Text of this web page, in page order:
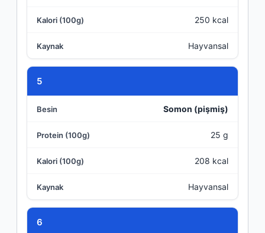
250 kcal
Hayvansal
5
Somon (pişmiş)
25 g
208 kcal
Hayvansal
6